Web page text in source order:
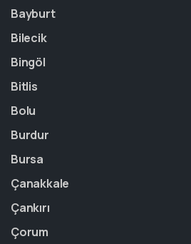
Bayburt
Bilecik
Bingöl
Bitlis
Bolu
Burdur
Bursa
Çanakkale
Çankırı
Çorum